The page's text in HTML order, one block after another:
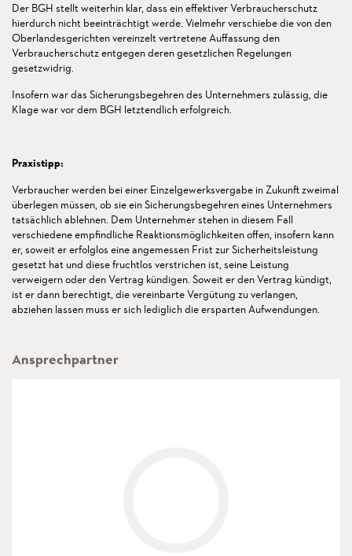
Der BGH stellt weiterhin klar, dass ein effektiver Verbraucherschutz
hierdurch nicht beeinträchtigt werde. Vielmehr verschiebe die von den
Oberlandesgerichten vereinzelt vertretene Auffassung den
Verbraucherschutz entgegen deren gesetzlichen Regelungen
gesetzwidrig.
Insofern war das Sicherungsbegehren des Unternehmers zulässig, die
Klage war vor dem BGH letztendlich erfolgreich.
Praxistipp:
Verbraucher werden bei einer Einzelgewerksvergabe in Zukunft zweimal
überlegen müssen, ob sie ein Sicherungsbegehren eines Unternehmers
tatsächlich ablehnen. Dem Unternehmer stehen in diesem Fall
verschiedene empfindliche Reaktionsmöglichkeiten offen, insofern kann
er, soweit er erfolglos eine angemessen Frist zur Sicherheitsleistung
gesetzt hat und diese fruchtlos verstrichen ist, seine Leistung
verweigern oder den Vertrag kündigen. Soweit er den Vertrag kündigt,
ist er dann berechtigt, die vereinbarte Vergütung zu verlangen,
abziehen lassen muss er sich lediglich die ersparten Aufwendungen.
Ansprechpartner